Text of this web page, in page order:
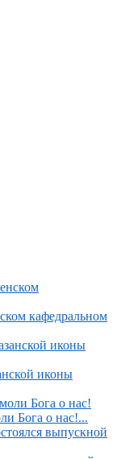
кафедральном
иконы
Бога о нас!...